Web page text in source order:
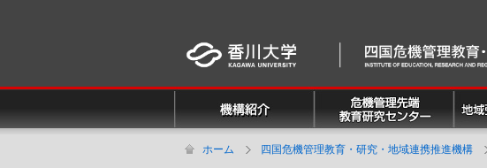
ホーム 四国危機管理教育・研究・地域連携推進機構